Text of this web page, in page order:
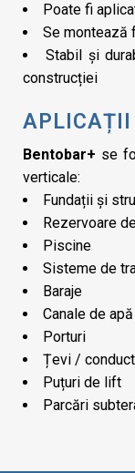
Poate fi
Se montează
Stabil și
construcției
APLICAȚII
Bentobar+ se
verticale:
Fundații și
Rezervoare
Piscine
Sisteme de
Baraje
Canale de apă
Porturi
Țevi /
Puțuri de lift
Parcări